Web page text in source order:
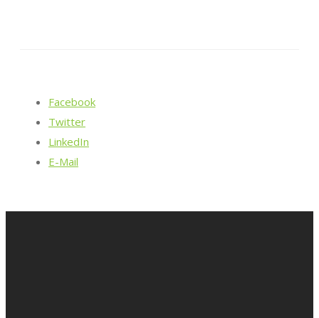
Facebook
Twitter
LinkedIn
E-Mail